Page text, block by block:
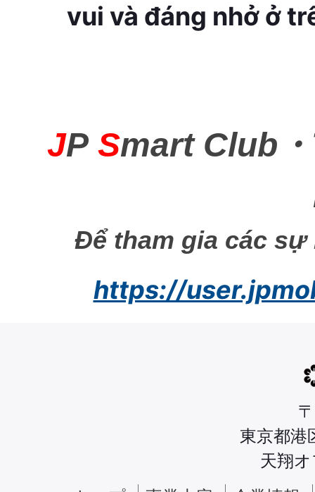
vui và đáng nhở ở
JP Smart Club ・
Để tham gia các
https://
東京都港
天翔